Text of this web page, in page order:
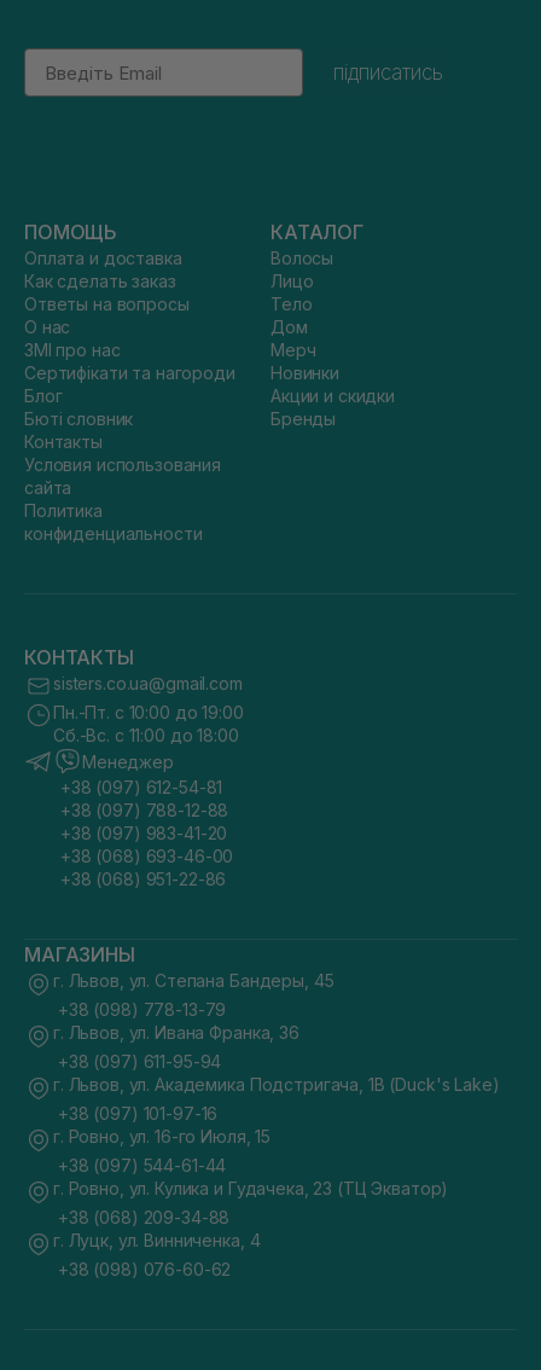
Email
підписатись
ПОМОЩЬ
Оплата и доставка
Как сделать заказ
Ответы на вопросы
О нас
ЗМІ про нас
Сертифікати та нагороди
Блог
Бюті словник
Контакты
Условия использования
сайта
Политика
конфиденциальности
КАТАЛОГ
Волосы
Лицо
Тело
Дом
Мерч
Новинки
Акции и скидки
Бренды
КОНТАКТЫ
sisters.co.ua@gmail.com
Пн.-Пт. с 10:00 до 19:00
Сб.-Вс. с 11:00 до 18:00
Менеджер
+38 (097) 612-54-81
+38 (097) 788-12-88
+38 (097) 983-41-20
+38 (068) 693-46-00
+38 (068) 951-22-86
МАГАЗИНЫ
г. Львов, ул. Степана Бандеры, 45
+38 (098) 778-13-79
г. Львов, ул. Ивана Франка, 36
+38 (097) 611-95-94
г. Львов, ул. Академика Подстригача, 1В (Duck's Lake)
+38 (097) 101-97-16
г. Ровно, ул. 16-го Июля, 15
+38 (097) 544-61-44
г. Ровно, ул. Кулика и Гудачека, 23 (ТЦ Экватор)
+38 (068) 209-34-88
г. Луцк, ул. Винниченка, 4
+38 (098) 076-60-62